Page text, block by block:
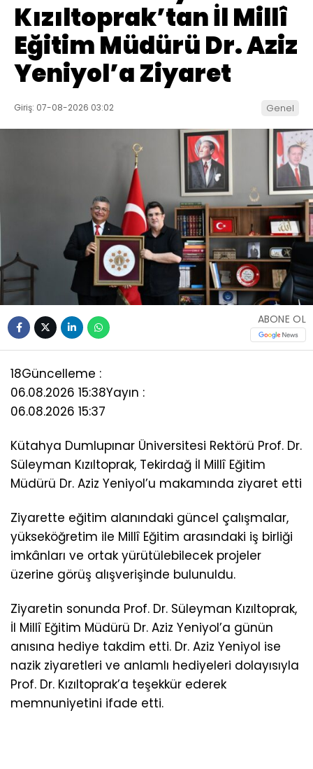
Kızıltoprak’tan İl Millî
Eğitim Müdürü Dr. Aziz
Yeniyol’a Ziyaret
Giriş: 07-08-2026 03:02 Genel
ABONE OL
18Güncelleme :
06.08.2026 15:38Yayın :
06.08.2026 15:37
Kütahya Dumlupınar Üniversitesi Rektörü Prof. Dr.
Süleyman Kızıltoprak, Tekirdağ İl Millî Eğitim
Müdürü Dr. Aziz Yeniyol’u makamında ziyaret etti
Ziyarette eğitim alanındaki güncel çalışmalar,
yükseköğretim ile Millî Eğitim arasındaki iş birliği
imkânları ve ortak yürütülebilecek projeler
üzerine görüş alışverişinde bulunuldu.
Ziyaretin sonunda Prof. Dr. Süleyman Kızıltoprak,
İl Millî Eğitim Müdürü Dr. Aziz Yeniyol’a günün
anısına hediye takdim etti. Dr. Aziz Yeniyol ise
nazik ziyaretleri ve anlamlı hediyeleri dolayısıyla
Prof. Dr. Kızıltoprak’a teşekkür ederek
memnuniyetini ifade etti.